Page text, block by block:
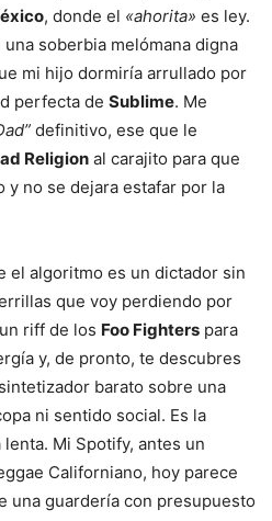
, donde el «ahorita» es ley.
soberbia melómana digna
mi hijo dormiría arrullado por
perfecta de Sublime. Me
definitivo, ese que le
Religion al carajito para que
no se dejara estafar por la
el algoritmo es un dictador sin
que voy perdiendo por
riff de los Foo Fighters para
y, de pronto, te descubres
barato sobre una
ni sentido social. Es la
Mi Spotify, antes un
Californiano, hoy parece
una guardería con presupuesto